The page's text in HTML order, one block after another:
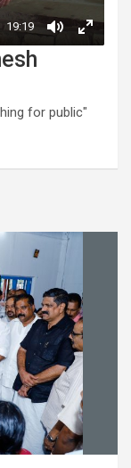
for public"